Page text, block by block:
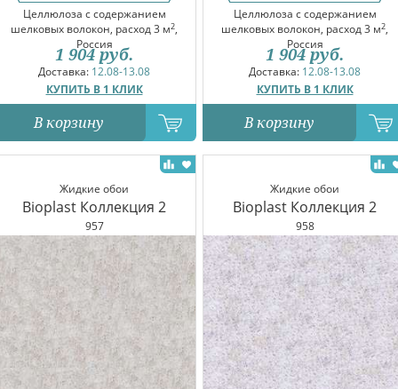
Целлюлоза с содержанием
шелковых волокон, расход 3 м2,
Россия
Доставка: 12.08-13.08
КУПИТЬ В 1 КЛИК
1 904 руб.
В корзину
Целлюлоза с содержанием
шелковых волокон, расход 3 м2,
Россия
Доставка: 12.08-13.08
КУПИТЬ В 1 КЛИК
1 904 руб.
В корзину
Жидкие обои
Bioplast Коллекция 2
957
Жидкие обои
Bioplast Коллекция 2
958